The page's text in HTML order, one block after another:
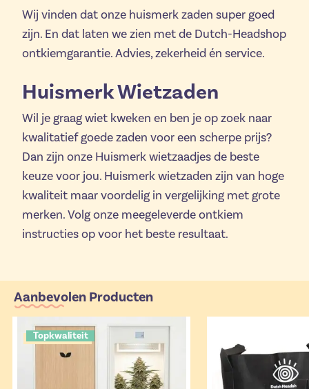
Wij vinden dat onze huismerk zaden super goed
zijn. En dat laten we zien met de Dutch-Headshop
ontkiemgarantie. Advies, zekerheid én service.
Huismerk Wietzaden
Wil je graag wiet kweken en ben je op zoek naar
kwalitatief goede zaden voor een scherpe prijs?
Dan zijn onze Huismerk wietzaadjes de beste
keuze voor jou. Huismerk wietzaden zijn van hoge
kwaliteit maar voordelig in vergelijking met grote
merken. Volg onze meegeleverde ontkiem
instructies op voor het beste resultaat.
Aanbevolen Producten
Topkwaliteit